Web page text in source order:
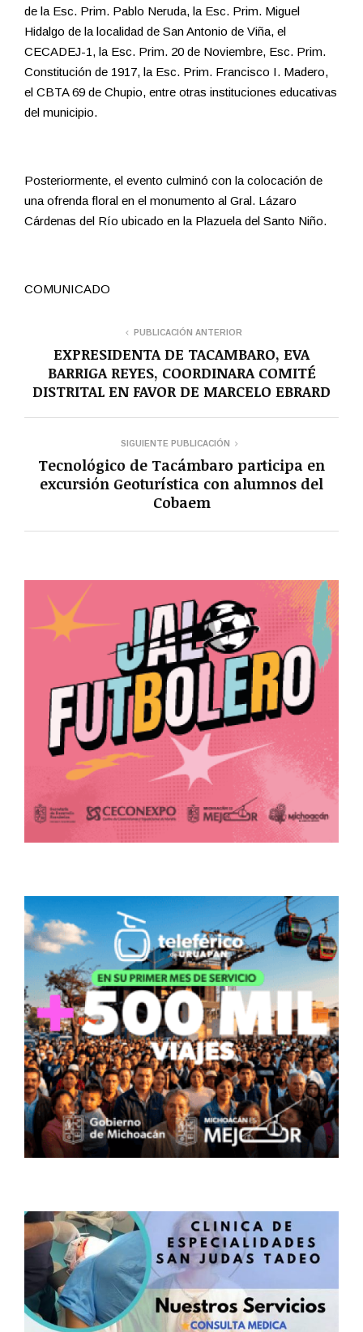
de la Esc. Prim. Pablo Neruda, la Esc. Prim. Miguel
Hidalgo de la localidad de San Antonio de Viña, el
CECADEJ-1, la Esc. Prim. 20 de Noviembre, Esc. Prim.
Constitución de 1917, la Esc. Prim. Francisco I. Madero,
el CBTA 69 de Chupio, entre otras instituciones educativas
del municipio.
Posteriormente, el evento culminó con la colocación de
una ofrenda floral en el monumento al Gral. Lázaro
Cárdenas del Río ubicado en la Plazuela del Santo Niño.
COMUNICADO
PUBLICACIÓN ANTERIOR
EXPRESIDENTA DE TACAMBARO, EVA
BARRIGA REYES, COORDINARA COMITÉ
DISTRITAL EN FAVOR DE MARCELO EBRARD
SIGUIENTE PUBLICACIÓN
Tecnológico de Tacámbaro participa en
excursión Geoturística con alumnos del
Cobaem